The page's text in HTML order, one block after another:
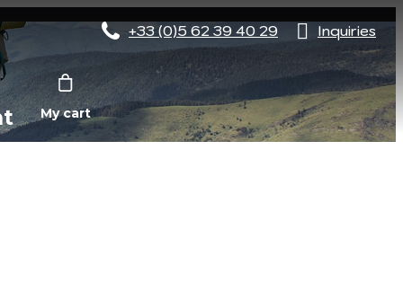
+33 (0)5 62 39 40 29 Inquiries
My cart